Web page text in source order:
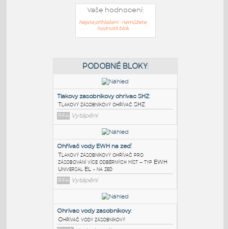
Vaše hodnocení:
Nejste přihlášeni - nemůžete
hodnotit blok
PODOBNÉ BLOKY
Tlakovy zasobnikovy ohrivac SHZ
Tlakový zásobníkový ohřívač SHZ
RFA Vytápění